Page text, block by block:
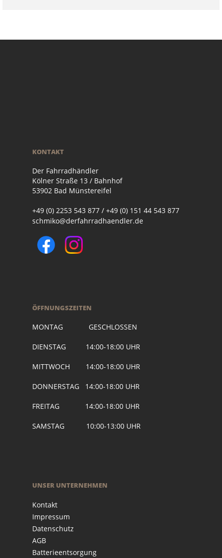
KONTAKT
Der Fahrradhändler
Kölner Straße 13 / Bahnhof
53902 Bad Münstereifel
+49 (0) 2253 543 877 / +49 (0) 151 44 543 877
schmiko@derfahrradhaendler.de
ÖFFNUNGSZEITEN
MONTAG GESCHLOSSEN
DIENSTAG 14:00-18:00 UHR
MITTWOCH 14:00-18:00 UHR
DONNERSTAG 14:00-18:00 UHR
FREITAG 14:00-18:00 UHR
SAMSTAG 10:00-13:00 UHR
UNSER UNTERNEHMEN
Kontakt
Impressum
Datenschutz
AGB
Batterieentsorgung